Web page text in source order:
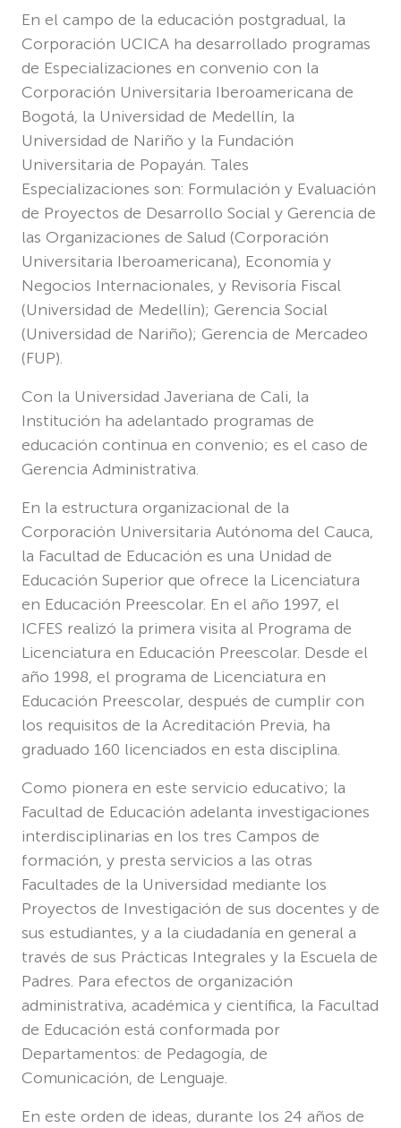
En el campo de la educación postgradual, la
Corporación UCICA ha desarrollado programas
de Especializaciones en convenio con la
Corporación Universitaria Iberoamericana de
Bogotá, la Universidad de Medellín, la
Universidad de Nariño y la Fundación
Universitaria de Popayán. Tales
Especializaciones son: Formulación y Evaluación
de Proyectos de Desarrollo Social y Gerencia de
las Organizaciones de Salud (Corporación
Universitaria Iberoamericana), Economía y
Negocios Internacionales, y Revisoría Fiscal
(Universidad de Medellín); Gerencia Social
(Universidad de Nariño); Gerencia de Mercadeo
(FUP).
Con la Universidad Javeriana de Cali, la
Institución ha adelantado programas de
educación continua en convenio; es el caso de
Gerencia Administrativa.
En la estructura organizacional de la
Corporación Universitaria Autónoma del Cauca,
la Facultad de Educación es una Unidad de
Educación Superior que ofrece la Licenciatura
en Educación Preescolar. En el año 1997, el
ICFES realizó la primera visita al Programa de
Licenciatura en Educación Preescolar. Desde el
año 1998, el programa de Licenciatura en
Educación Preescolar, después de cumplir con
los requisitos de la Acreditación Previa, ha
graduado 160 licenciados en esta disciplina.
Como pionera en este servicio educativo; la
Facultad de Educación adelanta investigaciones
interdisciplinarias en los tres Campos de
formación, y presta servicios a las otras
Facultades de la Universidad mediante los
Proyectos de Investigación de sus docentes y de
sus estudiantes, y a la ciudadanía en general a
través de sus Prácticas Integrales y la Escuela de
Padres. Para efectos de organización
administrativa, académica y científica, la Facultad
de Educación está conformada por
Departamentos: de Pedagogía, de
Comunicación, de Lenguaje.
En este orden de ideas, durante los 24 años de